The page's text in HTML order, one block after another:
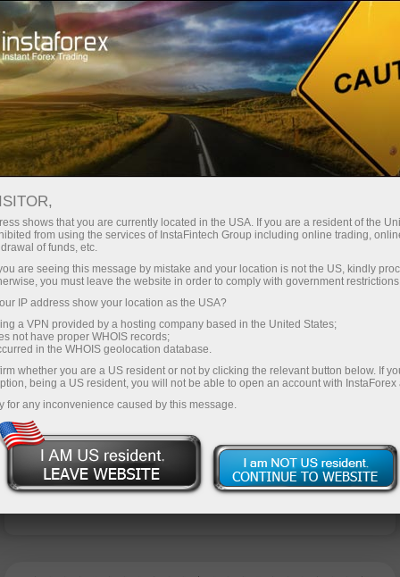
Para Iniciantes Análise para Iniciantes
Análise para Iniciantes
Para aqueles que estão começando a negociar no
mercado Forex, preparamos uma seleção de
materiais analíticos. Esses artigos ajudarão você a
escolher instrumentos financeiros, como trabalhar
com análise técnica e darão uma ideia de como
desenvolver sua própria estratégia de negociação.
Deposite dinheiro
Retire dinheiro
shows that you are currently located in the USA. If you are a resident of the
from using the services of InstaFintech Group including online trading,
of funds, etc.
are seeing this message by mistake and your location is not the US, kindly
you must leave the website in order to comply with government
IP address show your location as the USA?
a VPN provided by a hosting company based in the United States;
not have proper WHOIS records;
in the WHOIS geolocation database.
whether you are a US resident or not by clicking the relevant button below. If
being a US resident, you will not be able to open an account with InstaForex
for any inconvenience caused by this message.